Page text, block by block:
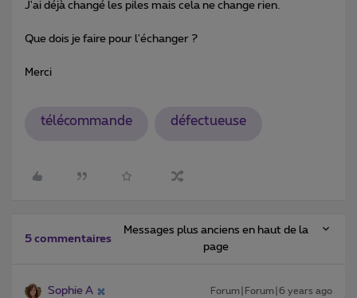
J'ai déjà changé les piles mais cela ne change rien.
Que dois je faire pour l'échanger ?
Merci
télécommande défectueuse
5 commentaires
Messages plus anciens en haut de la
page
Sophie A Forum|Forum|6 years ago